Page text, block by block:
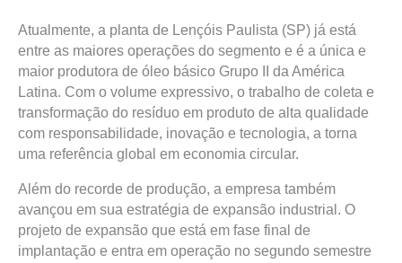
Atualmente, a planta de Lençóis Paulista (SP) já está
entre as maiores operações do segmento e é a única e
maior produtora de óleo básico Grupo II da América
Latina. Com o volume expressivo, o trabalho de coleta e
transformação do resíduo em produto de alta qualidade
com responsabilidade, inovação e tecnologia, a torna
uma referência global em economia circular.
Além do recorde de produção, a empresa também
avançou em sua estratégia de expansão industrial. O
projeto de expansão que está em fase final de
implantação e entra em operação no segundo semestre